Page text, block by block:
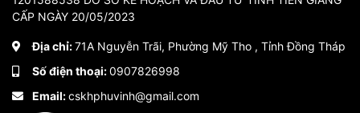
CẤP NGÀY 20/05/2023
Địa chỉ:71A Nguyễn Trãi, Phường Mỹ Tho , Tỉnh Đồng Tháp
Số điện thoại:0907826998
Email:cskhphuvinh@gmail.com